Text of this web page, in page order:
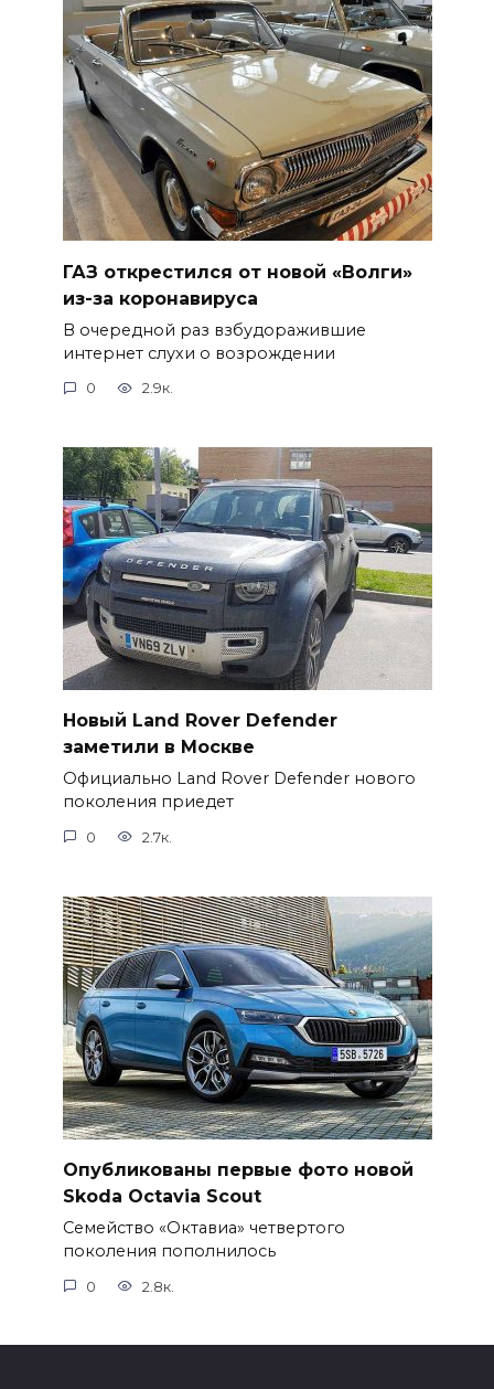
ГАЗ открестился от новой «Волги»
из-за коронавируса
В очередной раз взбудоражившие
интернет слухи о возрождении
0 2.9к.
Новый Land Rover Defender
заметили в Москве
Официально Land Rover Defender нового
поколения приедет
0 2.7к.
Опубликованы первые фото новой
Skoda Octavia Scout
Семейство «Октавиа» четвертого
поколения пополнилось
0 2.8к.